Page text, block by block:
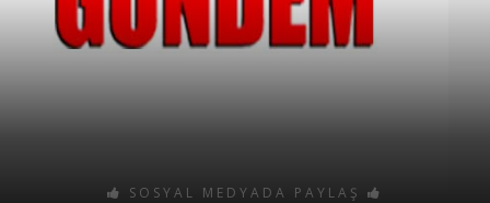
SOSYAL MEDYADA PAYLAŞ